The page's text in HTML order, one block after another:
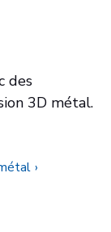
des
3D métal.